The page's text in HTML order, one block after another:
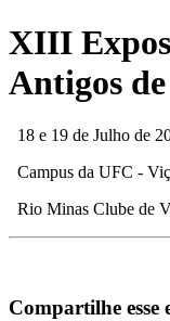
XIII
Antigos
18 e 19 de Julho de
Campus da UFC -
Rio Minas Clube de
Compartilhe esse